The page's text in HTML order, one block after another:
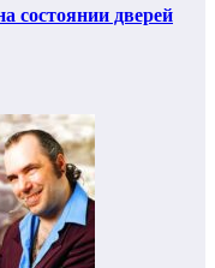
состоянии дверей